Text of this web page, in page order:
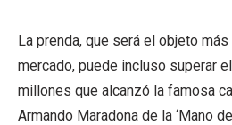
La prenda, que será el objeto
mercado, puede incluso superar
millones que alcanzó la famosa
Armando Maradona de la ‘Mano